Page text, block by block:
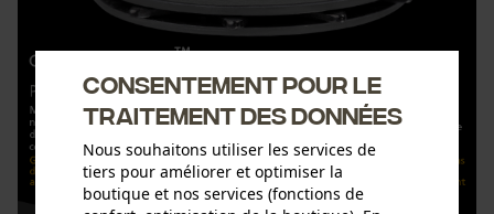
Consentement pour le
traitement des données
Nous souhaitons utiliser les services de
tiers pour améliorer et optimiser la
boutique et nos services (fonctions de